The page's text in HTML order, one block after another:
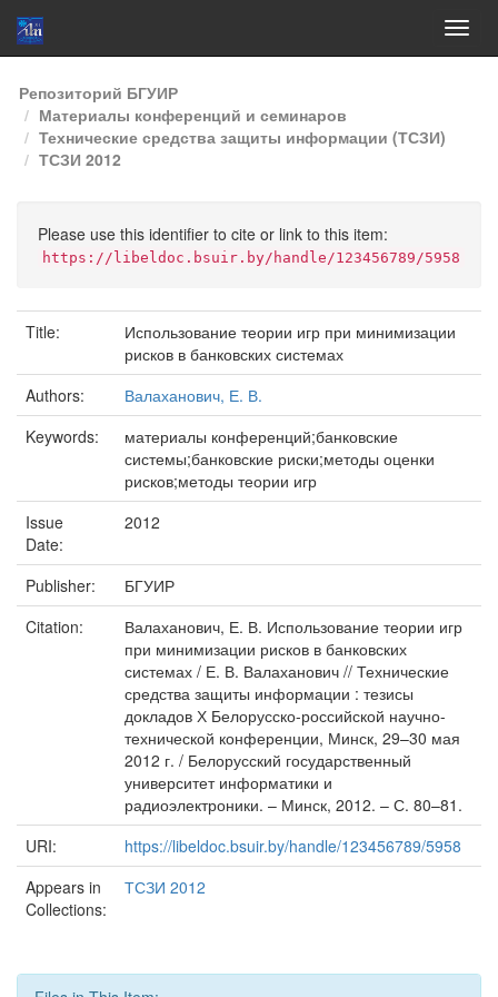
Skip
navigation
Репозиторий БГУИР
Материалы конференций и семинаров
Технические средства защиты информации (ТСЗИ)
ТСЗИ 2012
Please use this identifier to cite or link to this item:
https://libeldoc.bsuir.by/handle/123456789/5958
Title:
Использование теории игр при минимизации
рисков в банковских системах
Authors:
Валаханович, Е. В.
Keywords:
материалы конференций;банковские
системы;банковские риски;методы оценки
рисков;методы теории игр
Issue
Date:
2012
Publisher:
БГУИР
Citation:
Валаханович, Е. В. Использование теории игр
при минимизации рисков в банковских
системах / Е. В. Валаханович // Технические
средства защиты информации : тезисы
докладов Х Белорусско-российской научно-
технической конференции, Минск, 29–30 мая
2012 г. / Белорусский государственный
университет информатики и
радиоэлектроники. – Минск, 2012. – С. 80–81.
URI:
https://libeldoc.bsuir.by/handle/123456789/5958
Appears in
Collections:
ТСЗИ 2012